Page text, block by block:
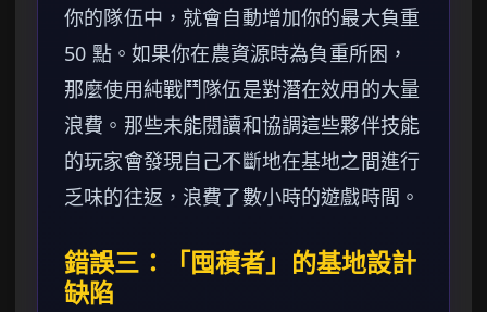
你的隊伍中，就會自動增加你的最大負重
50 點。如果你在農資源時為負重所困，
那麼使用純戰鬥隊伍是對潛在效用的大量
浪費。那些未能閱讀和協調這些夥伴技能
的玩家會發現自己不斷地在基地之間進行
乏味的往返，浪費了數小時的遊戲時間。
錯誤三：「囤積者」的基地設計
缺陷